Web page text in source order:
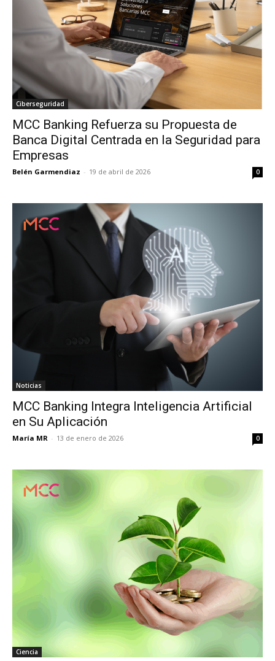
Ciberseguridad
MCC Banking Refuerza su Propuesta de
Banca Digital Centrada en la Seguridad para
Empresas
Belén Garmendiaz - 19 de abril de 2026 0
Noticias
MCC Banking Integra Inteligencia Artificial
en Su Aplicación
María MR - 13 de enero de 2026 0
Ciencia